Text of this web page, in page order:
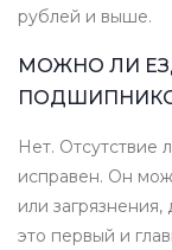
рублей и выше.
МОЖНО ЛИ
Нет. Отсутствие
исправен. Он
или
это первый и